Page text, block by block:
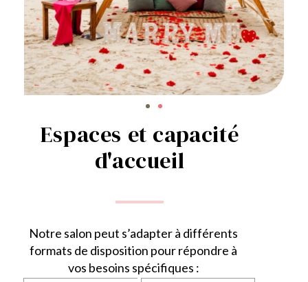
Espaces et capacité
d'accueil
Notre salon peut s’adapter à différents
formats de disposition pour répondre à
vos besoins spécifiques :